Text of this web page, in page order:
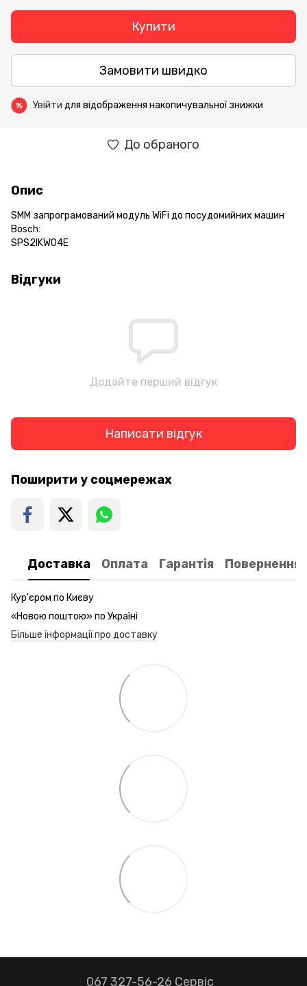
Купити
Замовити швидко
% Увійти для відображення накопичувальної знижки
До обраного
Опис
SMM запрограмований модуль WiFi до посудомийних машин
Bosch:
SPS2IKW04E
Відгуки
Додайте перший відгук
Написати відгук
Поширити у соцмережах
Доставка Оплата Гарантія Повернення
Кур'єром по Києву
«Новою поштою» по Україні
Більше інформації про доставку
067 327-56-26 Сервіс